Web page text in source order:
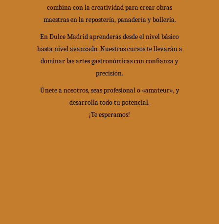
combina con la creatividad para crear obras
maestras en la repostería, panadería y bollería.
En Dulce Madrid aprenderás desde el nivel básico
hasta nivel avanzado. Nuestros cursos te llevarán a
dominar las artes gastronómicas con confianza y
precisión.
Únete a nosotros, seas profesional o «amateur», y
desarrolla todo tu potencial.
¡Te esperamos!